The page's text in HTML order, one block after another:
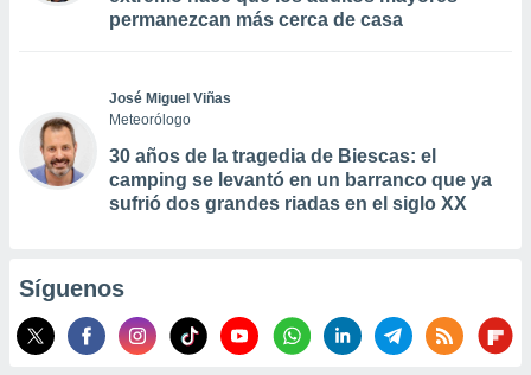
permanezcan más cerca de casa
José Miguel Viñas
Meteorólogo
30 años de la tragedia de Biescas: el
camping se levantó en un barranco que ya
sufrió dos grandes riadas en el siglo XX
Síguenos